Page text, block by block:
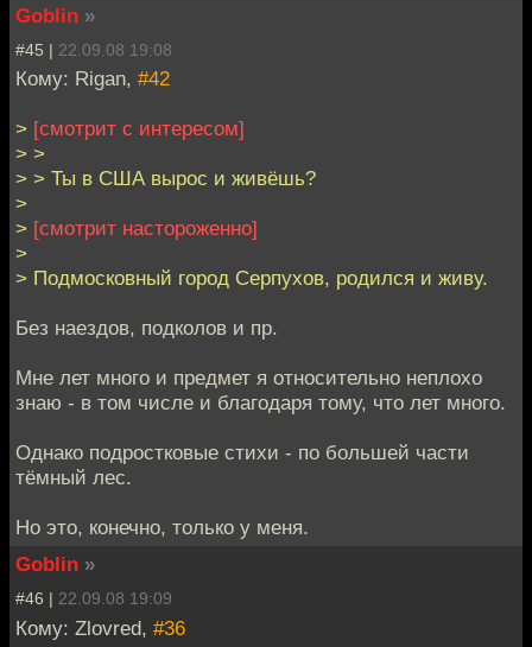
Goblin »
#45 | 22.09.08 19:08
Кому: Rigan, #42
> [смотрит с интересом]
> >
> > Ты в США вырос и живёшь?
>
> [cмотрит настороженно]
>
> Подмосковный город Серпухов, родился и живу.
Без наездов, подколов и пр.
Мне лет много и предмет я относительно неплохо
знаю - в том числе и благодаря тому, что лет много.
Однако подростковые стихи - по большей части
тёмный лес.
Но это, конечно, только у меня.
Goblin »
#46 | 22.09.08 19:09
Кому: Zlovred, #36